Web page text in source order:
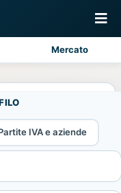
Mercato
IVA e aziende